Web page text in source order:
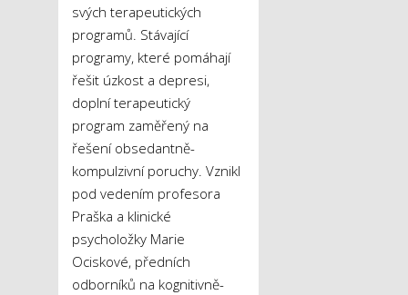
svých terapeutických
programů. Stávající
programy, které pomáhají
řešit úzkost a depresi,
doplní terapeutický
program zaměřený na
řešení obsedantně-
kompulzivní poruchy. Vznikl
pod vedením profesora
Praška a klinické
psycholožky Marie
Ociskové, předních
odborníků na kognitivně-